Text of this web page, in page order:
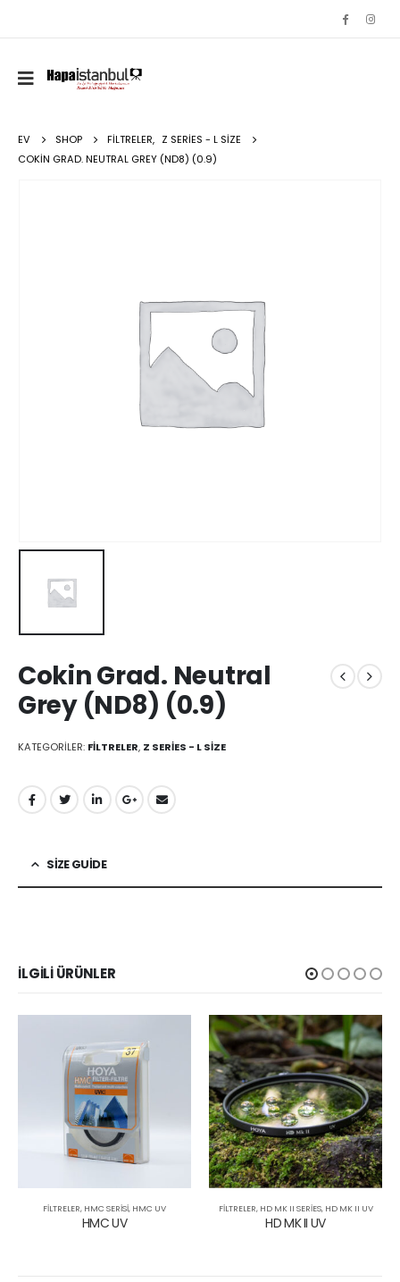
EV SHOP FILTRELER, Z SERIES - L SIZE
COKIN GRAD. NEUTRAL GREY (ND8) (0.9)
Cokin Grad. Neutral
Grey (ND8) (0.9)
KATEGORILER: FILTRELER, Z SERIES - L SIZE
SIZE GUIDE
İLGILI ÜRÜNLER
FILTRELER, HMC SERISI, HMC UV
HMC UV
FILTRELER, HD MK II SERIES, HD MK II UV
HD MK II UV